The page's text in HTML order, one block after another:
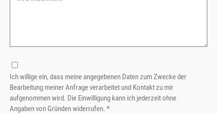
Ich willige ein, dass meine angegebenen Daten zum Zwecke der
Bearbeitung meiner Anfrage verarbeitet und Kontakt zu mir
aufgenommen wird. Die Einwilligung kann ich jederzeit ohne
Angaben von Gründen widerrufen. *